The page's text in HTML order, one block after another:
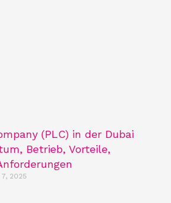
(PLC) in der Dubai
Betrieb, Vorteile,
2025